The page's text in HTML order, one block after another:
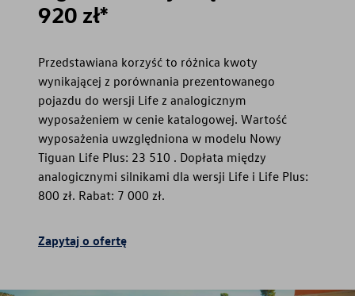
920 zł*
Przedstawiana korzyść to różnica kwoty
wynikającej z porównania prezentowanego
pojazdu do wersji Life z analogicznym
wyposażeniem w cenie katalogowej. Wartość
wyposażenia uwzględniona w modelu Nowy
Tiguan Life Plus: 23 510 . Dopłata między
analogicznymi silnikami dla wersji Life i Life Plus:
800 zł. Rabat: 7 000 zł.
Zapytaj o ofertę